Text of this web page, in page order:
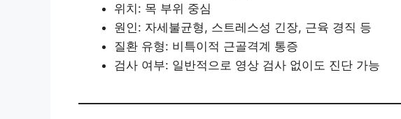
위치: 목 부위 중심
원인: 자세불균형, 스트레스성 긴장, 근육 경직 등
질환 유형: 비특이적 근골격계 통증
검사 여부: 일반적으로 영상 검사 없이도 진단 가능